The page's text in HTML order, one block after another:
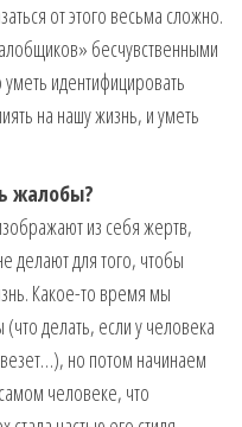
от этого весьма сложно.
бесчувственными
идентифицировать
на нашу жизнь, и уметь
жалобы?
из себя жертв,
делают для того, чтобы
Какое-то время мы
делать, если у человека
но потом начинаем
человеке, что